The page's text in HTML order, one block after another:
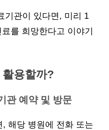
기관이 있다면, 미리 1
를 희망한다고 이야기
용할까?
관 예약 및 방문
해당 병원에 전화 또는